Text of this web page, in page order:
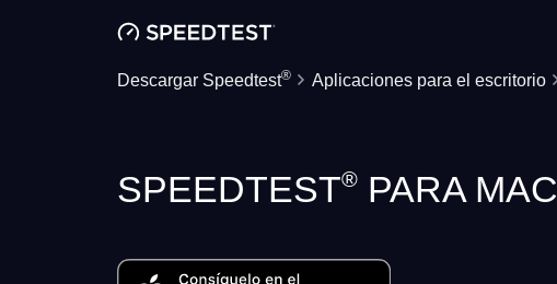
Descargar Speedtest® Aplicaciones para el escritorio
SPEEDTEST® PARA MAC